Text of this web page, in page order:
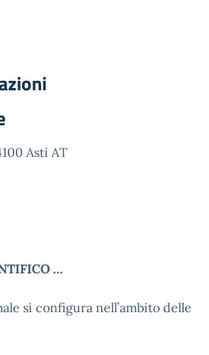
Asti AT
…
si configura nell’ambito delle